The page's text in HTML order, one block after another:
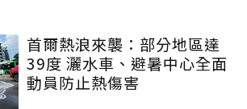
首爾熱浪來襲：部分地區達
39度 灑水車、避暑中心全面
動員防止熱傷害